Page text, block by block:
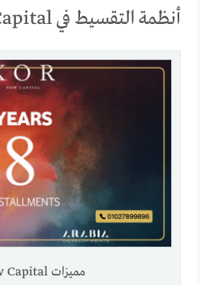
أنظمة التقسيط في Kor New Capital
مميزات Kor New Capital